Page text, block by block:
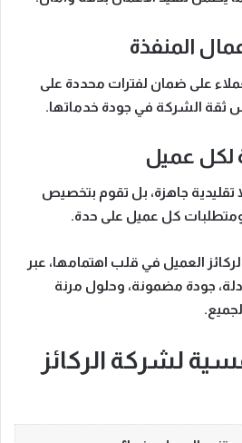
المنفذة
على ضمان لفترات محددة على
ثقة الشركة في جودة خدماتها.
عميل
تقليدية جاهزة، بل تقوم بتخصيص
ومتطلبات كل عميل على حدة.
العميل في قلب اهتمامها، عبر
جودة مضمونة، وحلول مرنة
لشركة الركائز